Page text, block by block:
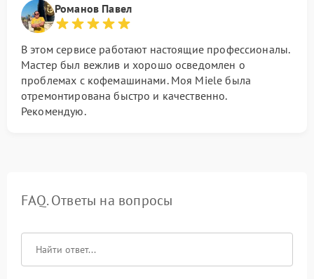
Романов Павел
В этом сервисе работают настоящие профессионалы.
Мастер был вежлив и хорошо осведомлен о
проблемах с кофемашинами. Моя Miele была
отремонтирована быстро и качественно.
Рекомендую.
FAQ. Ответы на вопросы